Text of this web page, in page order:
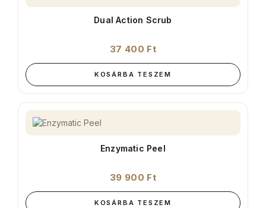
Dual Action Scrub
37 400 Ft
KOSÁRBA TESZEM
Enzymatic Peel
39 900 Ft
KOSÁRBA TESZEM